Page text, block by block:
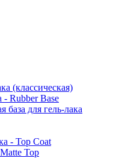
(классическая)
- Rubber Base
для гель-лака
- Top Coat
Top